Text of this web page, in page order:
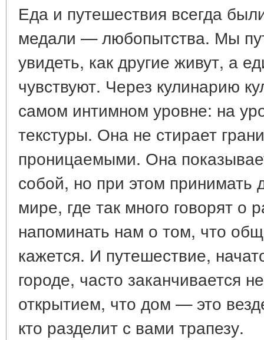
Еда и путешествия всегда
медали — любопытства. Мы
увидеть, как другие живут, а
чувствуют. Через кулинарию
самом интимном уровне: на
текстуры. Она не стирает
проницаемыми. Она
собой, но при этом принимать
мире, где так много говорят о
напоминать нам о том, что
кажется. И путешествие,
городе, часто заканчивается
открытием, что дом — это
кто разделит с вами трапезу.